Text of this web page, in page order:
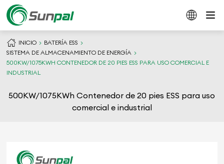
INICIO
BATERÍA ESS
SISTEMA DE ALMACENAMIENTO DE ENERGÍA
500KW/1075KWH CONTENEDOR DE 20 PIES ESS PARA USO COMERCIAL E
INDUSTRIAL
500KW/1075KWh Contenedor de 20 pies ESS para uso
comercial e industrial